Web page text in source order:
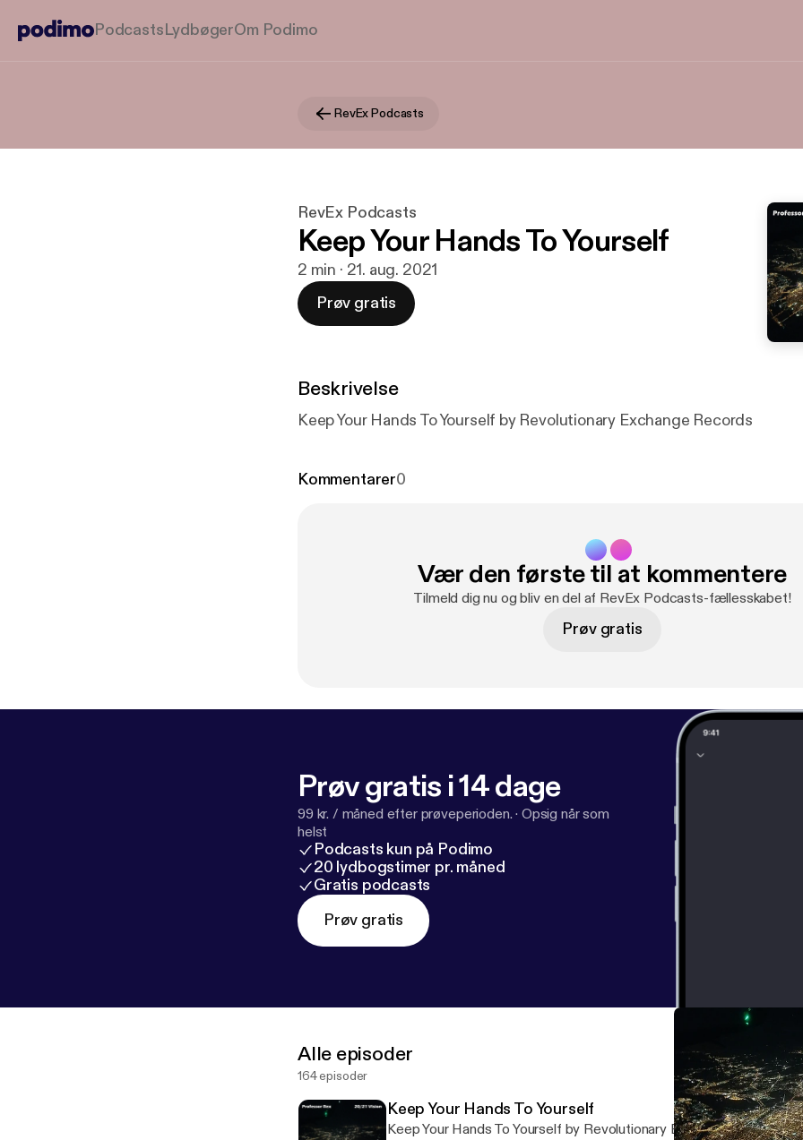
PodcastsLydbøgerOm Podimo
RevEx Podcasts
RevEx Podcasts
Keep Your Hands To Yourself
2 min · 21. aug. 2021
Prøv gratis
Beskrivelse
Keep Your Hands To Yourself by Revolutionary Exchange Records
Kommentarer0
Vær den første til at kommentere
Tilmeld dig nu og bliv en del af RevEx Podcasts-fællesskabet!
Prøv gratis
Prøv gratis i 14 dage
99 kr. / måned efter prøveperioden. · Opsig når som
helst
Podcasts kun på Podimo
20 lydbogstimer pr. måned
Gratis podcasts
Prøv gratis
Alle episoder
164 episoder
Keep Your Hands To Yourself
Keep Your Hands To Yourself by Revolutionary Exchange Records